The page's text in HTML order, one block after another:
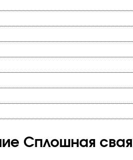
Сплошная свая